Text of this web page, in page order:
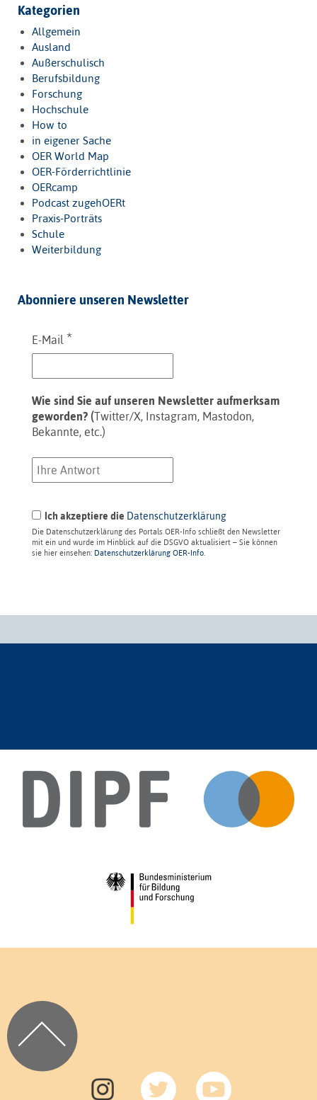
Kategorien
Allgemein
Ausland
Außerschulisch
Berufsbildung
Forschung
Hochschule
How to
in eigener Sache
OER World Map
OER-Förderrichtlinie
OERcamp
Podcast zugehOERt
Praxis-Porträts
Schule
Weiterbildung
Abonniere unseren Newsletter
E-Mail *
Wie sind Sie auf unseren Newsletter aufmerksam
geworden? (Twitter/X, Instagram, Mastodon,
Bekannte, etc.)
Ich akzeptiere die Datenschutzerklärung
Die Datenschutzerklärung des Portals OER-Info schließt den Newsletter
mit ein und wurde im Hinblick auf die DSGVO aktualisiert – Sie können
sie hier einsehen: Datenschutzerklärung OER-Info